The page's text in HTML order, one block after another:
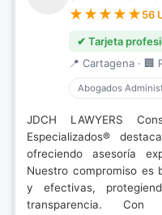
56
✔ Tarjeta
📍 Cartagena · 🏢
Abogados
JDCH LAWYERS
Especializados®
ofreciendo asesoría
Nuestro compromiso es
y efectivas,
transparencia. Con